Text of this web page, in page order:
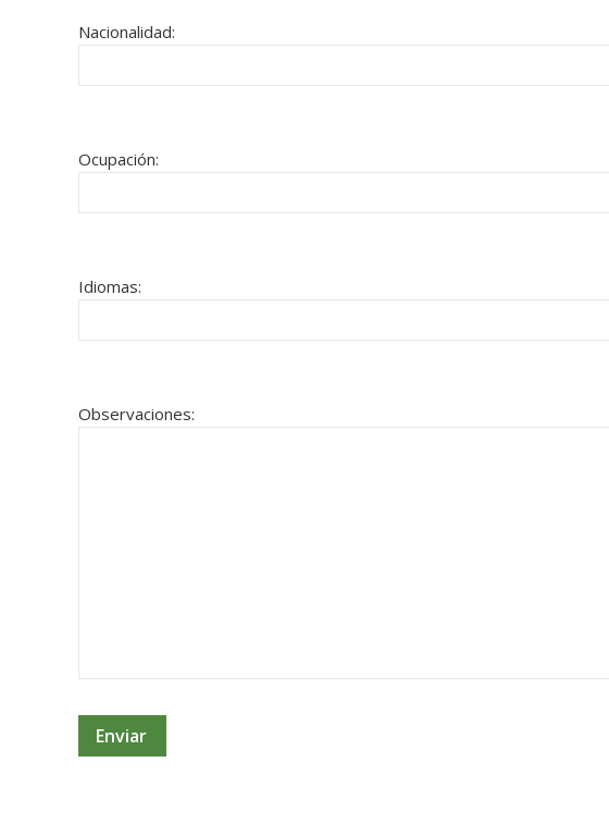
Nacionalidad:
Ocupación:
Idiomas:
Observaciones: